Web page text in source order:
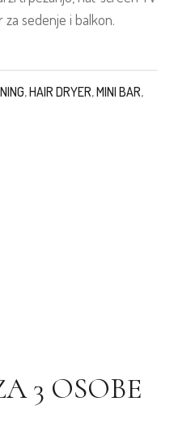
za sedenje i balkon.
,HAIR DRYER,MINI BAR,
3 OSOBE